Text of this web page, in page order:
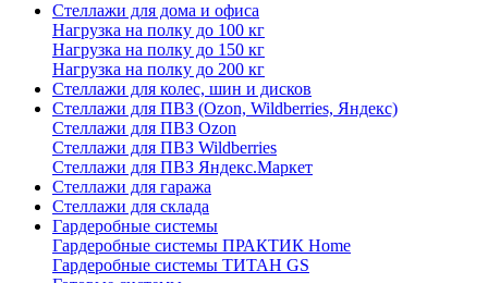
Стеллажи для дома и офиса
Нагрузка на полку до 100 кг
Нагрузка на полку до 150 кг
Нагрузка на полку до 200 кг
Стеллажи для колес, шин и дисков
Стеллажи для ПВЗ (Ozon, Wildberries, Яндекс)
Стеллажи для ПВЗ Ozon
Стеллажи для ПВЗ Wildberries
Стеллажи для ПВЗ Яндекс.Маркет
Стеллажи для гаража
Стеллажи для склада
Гардеробные системы
Гардеробные системы ПРАКТИК Home
Гардеробные системы ТИТАН GS